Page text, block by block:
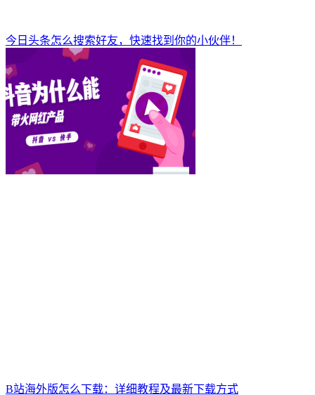
今日头条怎么搜索好友，快速找到你的小伙伴！
B站海外版怎么下载：详细教程及最新下载方式